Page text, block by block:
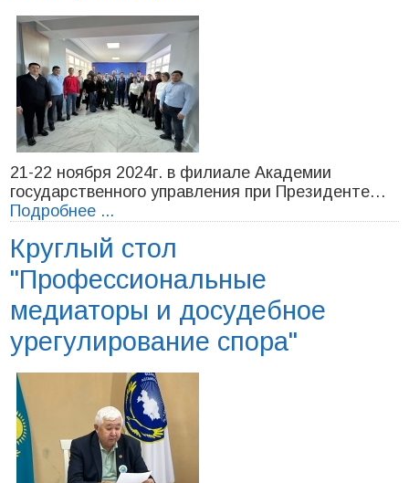
21-22 ноября 2024г. в филиале Академии
государственного управления при Президенте…
Подробнее ...
Круглый стол
"Профессиональные
медиаторы и досудебное
урегулирование спора"